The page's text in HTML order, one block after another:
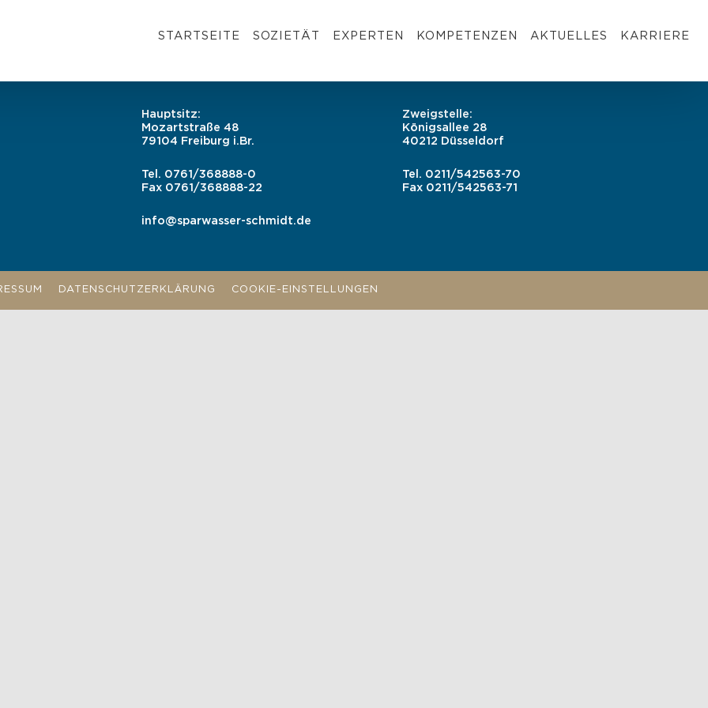
STARTSEITE SOZIETÄT EXPERTEN KOMPETENZEN AKTUELLES KARRIERE
Hauptsitz:
Mozartstraße 48
79104 Freiburg i.Br.
Tel. 0761/368888-0
Fax 0761/368888-22
info@sparwasser-schmidt.de
Zweigstelle:
Königsallee 28
40212 Düsseldorf
Tel. 0211/542563-70
Fax 0211/542563-71
DATENSCHUTZERKLÄRUNG COOKIE-EINSTELLUNGEN